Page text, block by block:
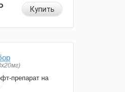
Купить
препарат на